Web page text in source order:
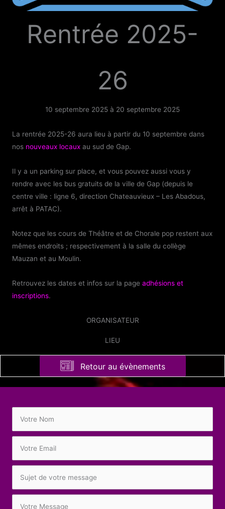
Rentrée 2025-
26
10 septembre 2025 à 20 septembre 2025
La rentrée 2025-26 aura lieu à partir du 10 septembre dans
nos nouveaux locaux au sud de Gap.
Il y a un parking sur place, et vous pouvez aussi vous y
rendre avec les bus gratuits de la ville de Gap (depuis le
centre ville : ligne 6, direction Chateauvieux – Les Abadous,
arrêt à PATAC).
Notez que les cours de Théâtre et de Chorale pop restent aux
mêmes endroits ; respectivement à la salle du collège
Mauzan et au Moulin.
Retrouvez les dates et infos sur la page adhésions et
inscriptions.
ORGANISATEUR
LIEU
Retour au évènements